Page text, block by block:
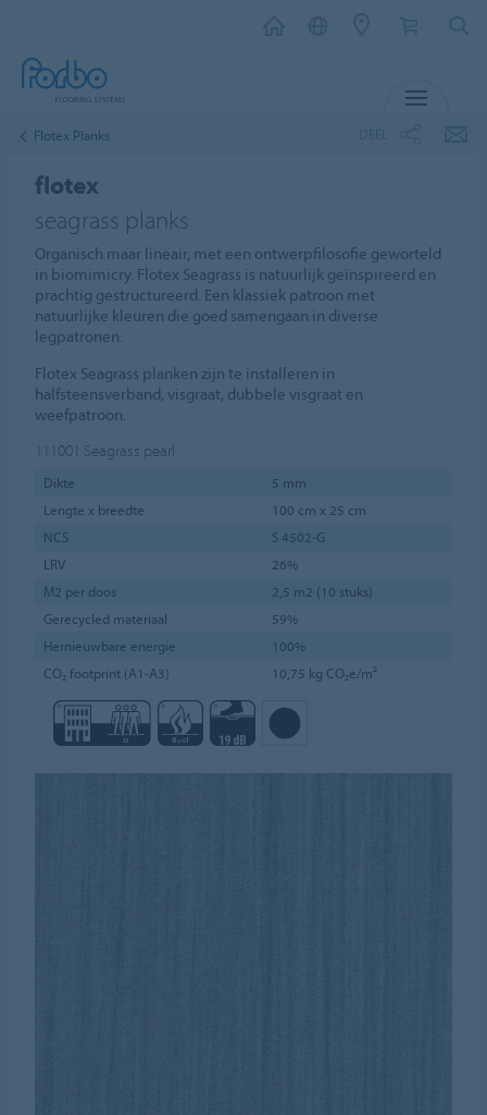
Flotex Planks
flotex
seagrass planks
Organisch maar lineair, met een ontwerpfilosofie geworteld
in biomimicry. Flotex Seagrass is natuurlijk geïnspireerd en
prachtig gestructureerd. Een klassiek patroon met
natuurlijke kleuren die goed samengaan in diverse
legpatronen.
Flotex Seagrass planken zijn te installeren in
halfsteensverband, visgraat, dubbele visgraat en
weefpatroon.
111001 Seagrass pearl
Dikte
5 mm
Lengte x breedte
100 cm x 25 cm
NCS
S 4502-G
LRV
26%
M2 per doos
2,5 m2 (10 stuks)
Gerecycled materiaal
59%
Hernieuwbare energie
100%
CO₂ footprint (A1-A3)
10,75 kg CO₂e/m²